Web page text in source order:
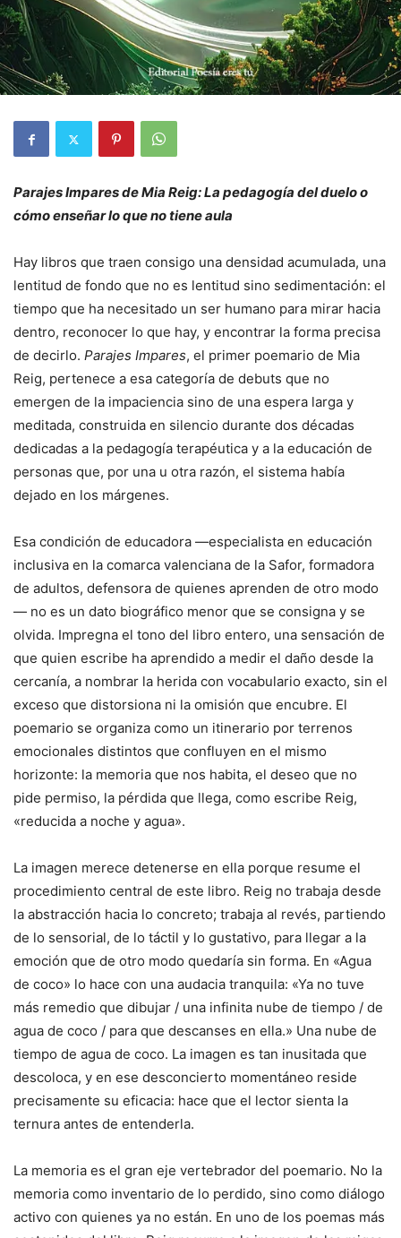
Parajes Impares de Mia Reig: La pedagogía del duelo o
cómo enseñar lo que no tiene aula
Hay libros que traen consigo una densidad acumulada, una
lentitud de fondo que no es lentitud sino sedimentación: el
tiempo que ha necesitado un ser humano para mirar hacia
dentro, reconocer lo que hay, y encontrar la forma precisa
de decirlo. Parajes Impares, el primer poemario de Mia
Reig, pertenece a esa categoría de debuts que no
emergen de la impaciencia sino de una espera larga y
meditada, construida en silencio durante dos décadas
dedicadas a la pedagogía terapéutica y a la educación de
personas que, por una u otra razón, el sistema había
dejado en los márgenes.
Esa condición de educadora —especialista en educación
inclusiva en la comarca valenciana de la Safor, formadora
de adultos, defensora de quienes aprenden de otro modo
— no es un dato biográfico menor que se consigna y se
olvida. Impregna el tono del libro entero, una sensación de
que quien escribe ha aprendido a medir el daño desde la
cercanía, a nombrar la herida con vocabulario exacto, sin el
exceso que distorsiona ni la omisión que encubre. El
poemario se organiza como un itinerario por terrenos
emocionales distintos que confluyen en el mismo
horizonte: la memoria que nos habita, el deseo que no
pide permiso, la pérdida que llega, como escribe Reig,
«reducida a noche y agua».
La imagen merece detenerse en ella porque resume el
procedimiento central de este libro. Reig no trabaja desde
la abstracción hacia lo concreto; trabaja al revés, partiendo
de lo sensorial, de lo táctil y lo gustativo, para llegar a la
emoción que de otro modo quedaría sin forma. En «Agua
de coco» lo hace con una audacia tranquila: «Ya no tuve
más remedio que dibujar / una infinita nube de tiempo / de
agua de coco / para que descanses en ella.» Una nube de
tiempo de agua de coco. La imagen es tan inusitada que
descoloca, y en ese desconcierto momentáneo reside
precisamente su eficacia: hace que el lector sienta la
ternura antes de entenderla.
La memoria es el gran eje vertebrador del poemario. No la
memoria como inventario de lo perdido, sino como diálogo
activo con quienes ya no están. En uno de los poemas más